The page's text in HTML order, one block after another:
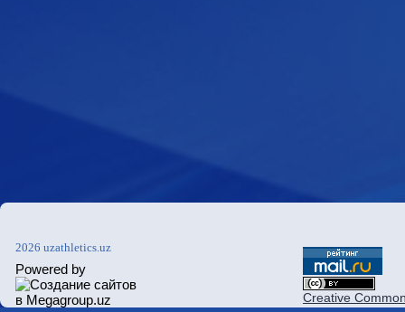
2026 uzathletics.uz
Powered by
Creative